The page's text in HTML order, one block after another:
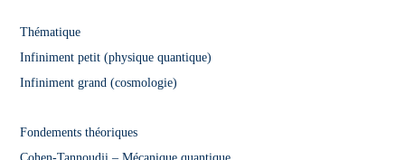
Thématique
Infiniment petit (physique quantique)
Infiniment grand (cosmologie)
Fondements théoriques